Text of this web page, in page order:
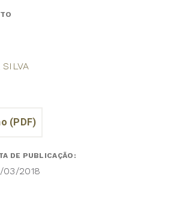
DE PUBLICAÇÃO:
03/2018